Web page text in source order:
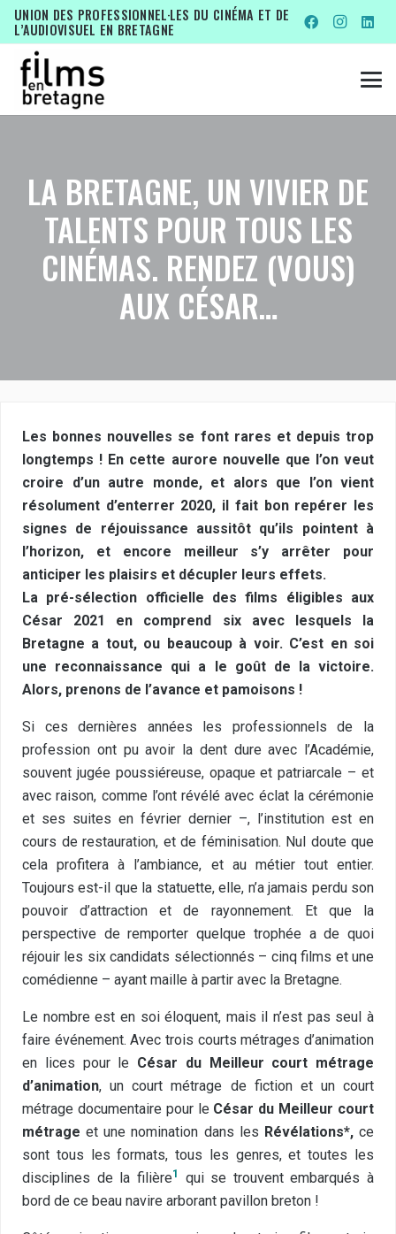
UNION DES PROFESSIONNEL·LES DU CINÉMA ET DE
L’AUDIOVISUEL EN BRETAGNE
LA BRETAGNE, UN VIVIER DE
TALENTS POUR TOUS LES
CINÉMAS. RENDEZ (VOUS)
AUX CÉSAR…
Les bonnes nouvelles se font rares et depuis trop
longtemps ! En cette aurore nouvelle que l’on veut
croire d’un autre monde, et alors que l’on vient
résolument d’enterrer 2020, il fait bon repérer les
signes de réjouissance aussitôt qu’ils pointent à
l’horizon, et encore meilleur s’y arrêter pour
anticiper les plaisirs et décupler leurs effets.
La pré-sélection officielle des films éligibles aux
César 2021 en comprend six avec lesquels la
Bretagne a tout, ou beaucoup à voir. C’est en soi
une reconnaissance qui a le goût de la victoire.
Alors, prenons de l’avance et pamoisons !
Si ces dernières années les professionnels de la
profession ont pu avoir la dent dure avec l’Académie,
souvent jugée poussiéreuse, opaque et patriarcale – et
avec raison, comme l’ont révélé avec éclat la cérémonie
et ses suites en février dernier –, l’institution est en
cours de restauration, et de féminisation. Nul doute que
cela profitera à l’ambiance, et au métier tout entier.
Toujours est-il que la statuette, elle, n’a jamais perdu son
pouvoir d’attraction et de rayonnement. Et que la
perspective de remporter quelque trophée a de quoi
réjouir les six candidats sélectionnés – cinq films et une
comédienne – ayant maille à partir avec la Bretagne.
Le nombre est en soi éloquent, mais il n’est pas seul à
faire événement. Avec trois courts métrages d’animation
en lices pour le César du Meilleur court métrage
d’animation, un court métrage de fiction et un court
métrage documentaire pour le César du Meilleur court
métrage et une nomination dans les Révélations*,ce
sont tous les formats, tous les genres, et toutes les
disciplines de la filière1
qui se trouvent embarqués à
bord de ce beau navire arborant pavillon breton !